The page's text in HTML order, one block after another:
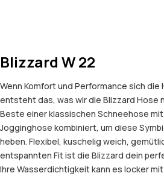
Blizzard W 22
Wenn Komfort und Performance sich die
entsteht das, was wir die Blizzard Hose
Beste einer klassischen Schneehose
Jogginghose kombiniert, um diese
heben. Flexibel, kuschelig weich,
entspannten Fit ist die Blizzard dein
Ihre Wasserdichtigkeit kann es locker